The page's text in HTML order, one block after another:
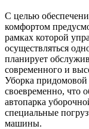
С целью
комфортом
рамках которой
осуществляться
планирует
современного и
Уборка придомовой
своевременно, что
автопарка
специальные
машины.